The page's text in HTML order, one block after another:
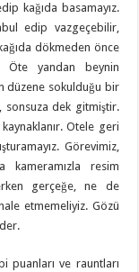
kağıda basamayız.
edip vazgeçebilir,
dökmeden önce
Öte yandan beynin
düzene sokulduğu bir
sonsuza dek gitmiştir.
Otele geri
Görevimiz,
kameramızla resim
gerçeğe, ne de
etmemeliyiz. Gözü
puanları ve rauntları